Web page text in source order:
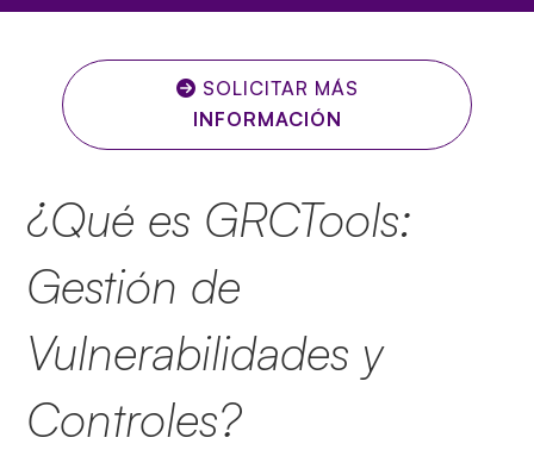
SOLICITAR MÁS
INFORMACIÓN
¿Qué es GRCTools:
Gestión de
Vulnerabilidades y
Controles?